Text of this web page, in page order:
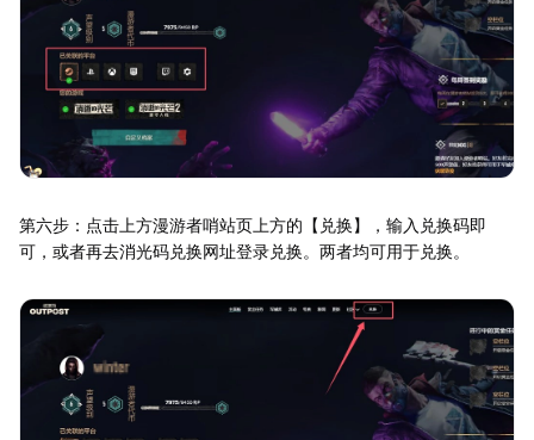
第六步：点击上方漫游者哨站页上方的【兑换】，输入兑换码即
可，或者再去消光码兑换网址登录兑换。两者均可用于兑换。